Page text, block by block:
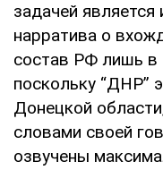
задачей является
нарратива о
состав РФ лишь в
поскольку “ДНР”
Донецкой
словами своей
озвучены